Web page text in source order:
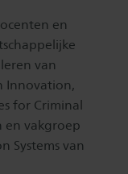
en
van
Innovation,
for Criminal
en vakgroep
Systems van